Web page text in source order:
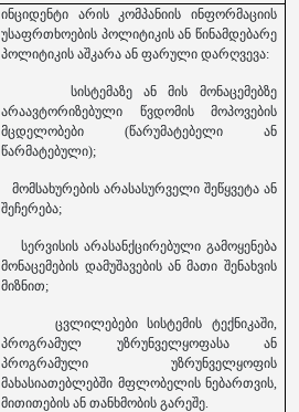
ინციდენტი არის კომპანიის ინფორმაციის
უსაფრთხოების პოლიტიკის ან წინამდებარე
პოლიტიკის აშკარა ან ფარული დარღვევა:
სისტემაზე ან მის მონაცემებზე
არაავტორიზებული წვდომის მოპოვების
მცდელობები (წარუმატებელი ან
წარმატებული);
მომსახურების არასასურველი შეწყვეტა ან
შეჩერება;
სერვისის არასანქცირებული გამოყენება
მონაცემების დამუშავების ან მათი შენახვის
მიზნით;
ცვლილებები სისტემის ტექნიკაში,
პროგრამულ უზრუნველყოფასა ან
პროგრამული უზრუნველყოფის
მახასიათებლებში მფლობელის ნებართვის,
მითითების ან თანხმობის გარეშე.